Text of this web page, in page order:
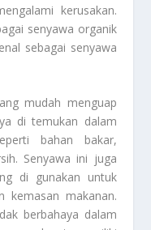
kerusakan.
senyawa organik
sebagai senyawa
mudah menguap
di temukan dalam
bahan bakar,
Senyawa ini juga
di gunakan untuk
makanan.
berbahaya dalam